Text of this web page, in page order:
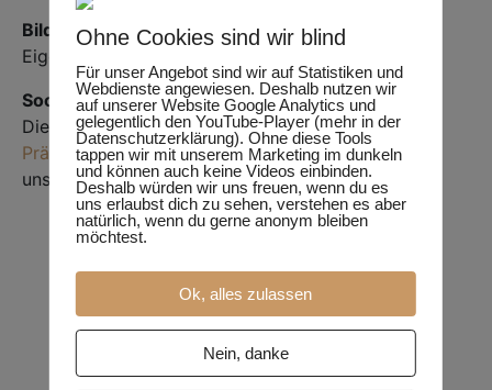
Bildnachweise
Eigene Grafiken und Bilder
Social Media
Dieses Impressum gilt auch für unsereFacebook-
Präsenzen, unserenYouTube-Kanalund
unser
Instagram-Profil.
Ohne Cookies sind wir blind
Für unser Angebot sind wir auf Statistiken und
Webdienste angewiesen. Deshalb nutzen wir
auf unserer Website Google Analytics und
gelegentlich den YouTube-Player (mehr in der
Datenschutzerklärung). Ohne diese Tools
tappen wir mit unserem Marketing im dunkeln
und können auch keine Videos einbinden.
Deshalb würden wir uns freuen, wenn du es
uns erlaubst dich zu sehen, verstehen es aber
natürlich, wenn du gerne anonym bleiben
möchtest.
Ok, alles zulassen
Nein, danke